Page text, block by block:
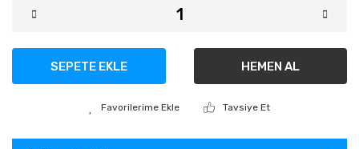
SEPETE EKLE HEMEN AL
Tavsiye Et